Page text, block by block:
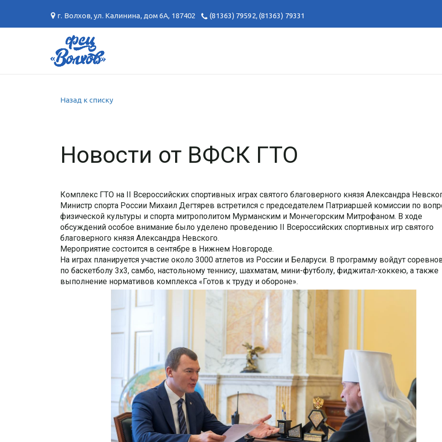
г. Волхов,ул. Калинина, дом 6А, 187402 (81363) 79592,(81363) 79331
Назад к списку
Новости от ВФСК ГТО
Комплекс ГТО на II Всероссийских спортивных играх святого благоверного князя Александра
Министр спорта России Михаил Дегтярев встретился с председателем Патриаршей комиссии по
физической культуры и спорта митрополитом Мурманским и Мончегорским Митрофаном. В ходе
обсуждений особое внимание было уделено проведению II Всероссийских спортивных игр святого
благоверного князя Александра Невского.
Мероприятие состоится в сентябре в Нижнем Новгороде.
На играх планируется участие около 3000 атлетов из России и Беларуси. В программу войдут
по баскетболу 3х3, самбо, настольному теннису, шахматам, мини-футболу, фиджитал-хоккею, а также
выполнение нормативов комплекса «Готов к труду и обороне».